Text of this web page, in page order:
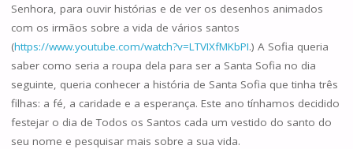
Senhora, para ouvir histórias e de ver os desenhos animados
com os irmãos sobre a vida de vários santos
(https://www.youtube.com/watch?v=LTVIXfMKbPI.) A Sofia queria
saber como seria a roupa dela para ser a Santa Sofia no dia
seguinte, queria conhecer a história de Santa Sofia que tinha três
filhas: a fé, a caridade e a esperança. Este ano tínhamos decidido
festejar o dia de Todos os Santos cada um vestido do santo do
seu nome e pesquisar mais sobre a sua vida.